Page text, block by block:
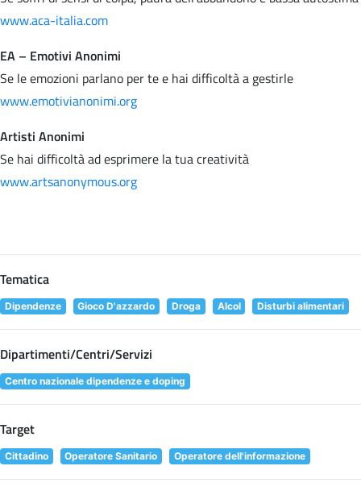
www.aca-italia.com
EA – Emotivi Anonimi
Se le emozioni parlano per te e hai difficoltà a gestirle
www.emotivianonimi.org
Artisti Anonimi
Se hai difficoltà ad esprimere la tua creatività
www.artsanonymous.org
Tematica
Dipendenze Gioco D'azzardo Droga Alcol Disturbi alimentari
Dipartimenti/Centri/Servizi
Centro nazionale dipendenze e doping
Target
Cittadino Operatore Sanitario Operatore dell'informazione